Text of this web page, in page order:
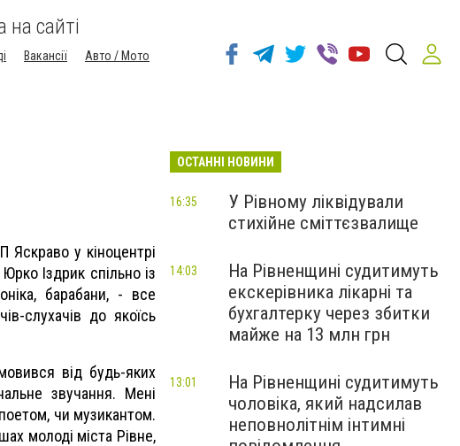
сайті
Вакансії
Авто / Мото
Яскраво у кіноцентрі
Іздрик спільно із
а, барабани, - все
слухачів до якоїсь
від будь-яких
звучання. Мені
чи музикантом.
молоді міста Рівне,
ОСТАННІ НОВИНИ
У Рівному ліквідували
стихійне сміттєзвалище
16:35
На Рівненщині судитимуть
екскерівника лікарні та
бухгалтерку через збитки
майже на 13 млн грн
14:03
На Рівненщині судитимуть
чоловіка, який надсилав
неповнолітнім інтимні
13:01